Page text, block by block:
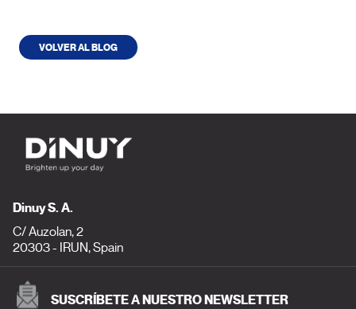
VOLVER AL BLOG
Dinuy S. A.
C/ Auzolan, 2
20303 - IRUN, Spain
SUSCRÍBETE A NUESTRO NEWSLETTER